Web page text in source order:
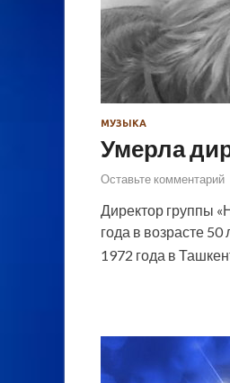
МУЗЫКА
Умерла
Оставьте комментарий
Директор группы
года в возрасте
1972 года в